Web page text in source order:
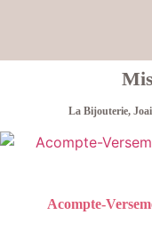
La Bijouterie,
Acompte-